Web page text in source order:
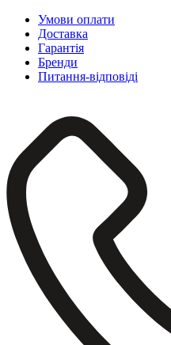
Умови оплати
Доставка
Гарантія
Бренди
Питання-відповіді